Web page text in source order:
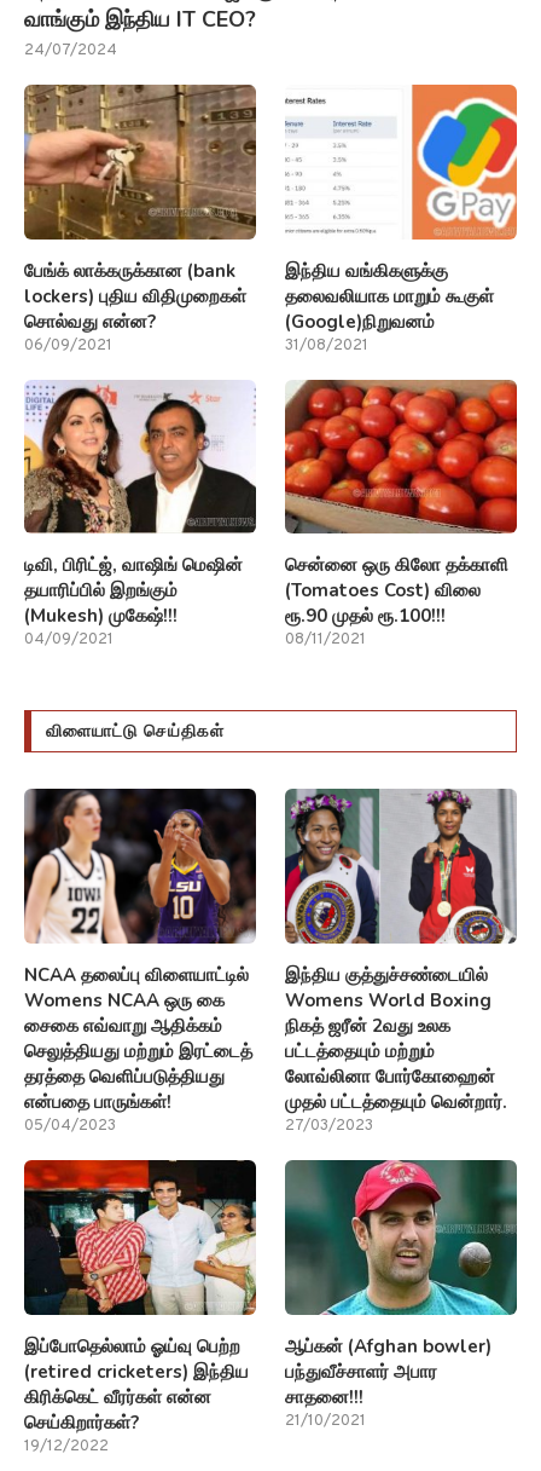
வாங்கும் இந்திய IT CEO?
24/07/2024
பேங்க் லாக்கருக்கான (bank
lockers) புதிய விதிமுறைகள்
சொல்வது என்ன?
06/09/2021
இந்திய வங்கிகளுக்கு
தலைவலியாக மாறும் கூகுள்
(Google)நிறுவனம்
31/08/2021
டிவி, பிரிட்ஜ், வாஷிங் மெஷின்
தயாரிப்பில் இறங்கும்
(Mukesh) முகேஷ்!!!
04/09/2021
சென்னை ஒரு கிலோ தக்காளி
(Tomatoes Cost) விலை
ரூ.90 முதல் ரூ.100!!!
08/11/2021
விளையாட்டு செய்திகள்
NCAA தலைப்பு விளையாட்டில்
Womens NCAA ஒரு கை
சைகை எவ்வாறு ஆதிக்கம்
செலுத்தியது மற்றும் இரட்டைத்
தரத்தை வெளிப்படுத்தியது
என்பதை பாருங்கள்!
05/04/2023
இந்திய குத்துச்சண்டையில்
Womens World Boxing
நிகத் ஜரீன் 2வது உலக
பட்டத்தையும் மற்றும்
லோவ்லினா போர்கோஹைன்
முதல் பட்டத்தையும் வென்றார்.
27/03/2023
இப்போதெல்லாம் ஓய்வு பெற்ற
(retired cricketers) இந்திய
கிரிக்கெட் வீரர்கள் என்ன
செய்கிறார்கள்?
19/12/2022
ஆப்கன் (Afghan bowler)
பந்துவீச்சாளர் அபார
சாதனை!!!
21/10/2021